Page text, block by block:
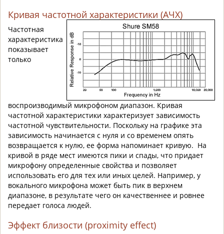
Кривая частотной характеристики (АЧХ)
Частотная
характеристика
показывает
только
воспроизводимый микрофоном диапазон. Кривая
частотной характеристики характеризует зависимость
частотной чувствительности. Поскольку на графике эта
зависимость начинается с нуля и со временем опять
возвращается к нулю, ее форма напоминает кривую. На
кривой в ряде мест имеются пики и спады, что придает
микрофону определенные свойства и позволяет
использовать его для тех или иных целей. Например, у
вокального микрофона может быть пик в верхнем
диапазоне, в результате чего он качественнее и ровнее
передает голоса людей.
Эффект близости (proximity effect)